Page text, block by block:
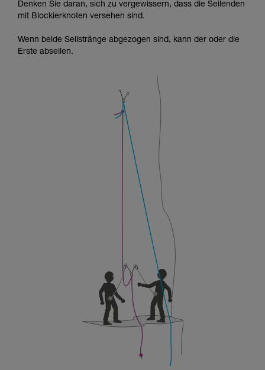
Denken Sie daran, sich zu vergewissern, dass die Seilenden
mit Blockierknoten versehen sind.
Wenn beide Seilstränge abgezogen sind, kann der oder die
Erste abseilen.